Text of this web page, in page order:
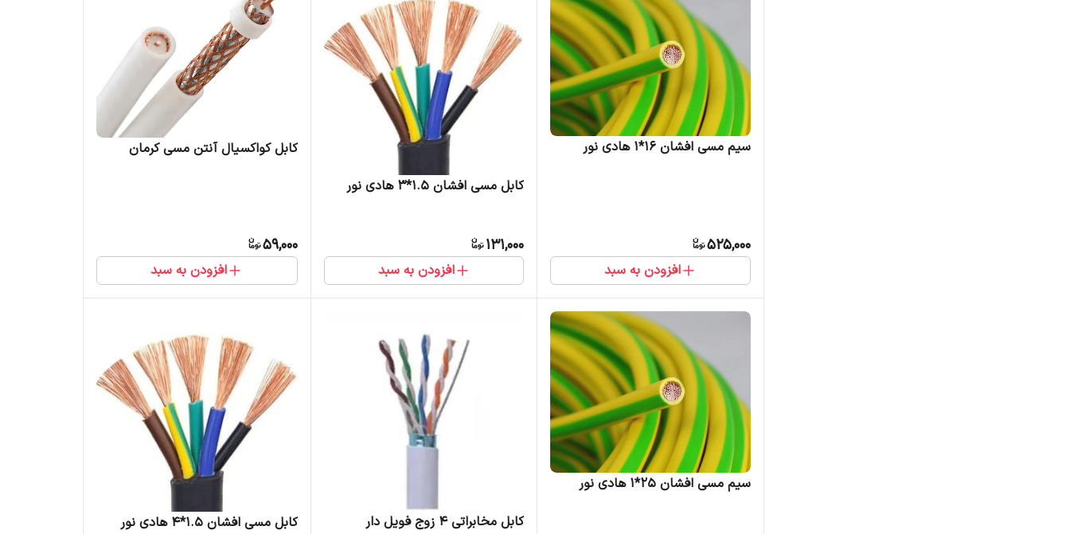
سیم مسی افشان 16*1 هادی نور
525,000
افزودن به سبد
کابل مسی افشان 1.5*3 هادی نور
131,000
افزودن به سبد
کابل کواکسیال آنتن مسی کرمان
59,000
افزودن به سبد
سیم مسی افشان 25*1 هادی نور
کابل مخابراتی 4 زوج فویل دار کابل مسی افشان 1.5*4 هادی نور